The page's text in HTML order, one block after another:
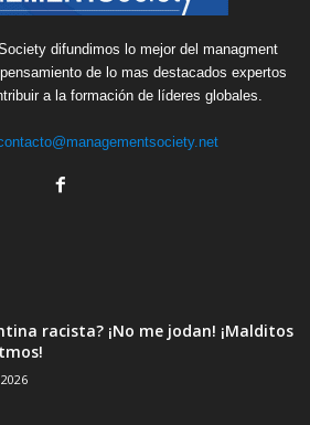
difundimos lo mejor del managment
de lo mas destacados expertos
a la formación de líderes globales.
racista? ¡No me jodan! ¡Malditos